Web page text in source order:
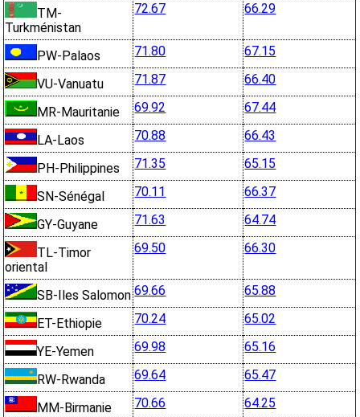
TM-
Turkménistan
72.67 66.29
PW-Palaos 71.80 67.15
VU-Vanuatu 71.87 66.40
MR-Mauritanie 69.92 67.44
LA-Laos 70.88 66.43
PH-Philippines 71.35 65.15
SN-Sénégal 70.11 66.37
GY-Guyane 71.63 64.74
TL-Timor
oriental
69.50 66.30
SB-Iles Salomon 69.66 65.88
ET-Ethiopie 70.24 65.02
YE-Yemen 69.98 65.16
RW-Rwanda 69.64 65.47
MM-Birmanie 70.66 64.25